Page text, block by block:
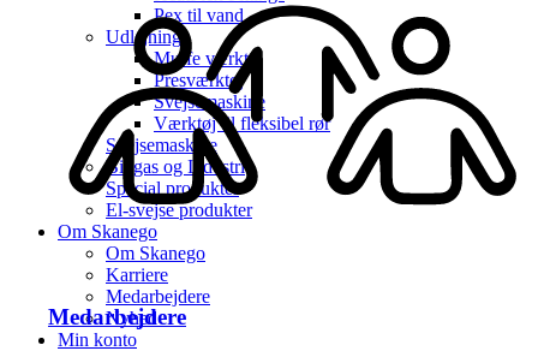
Medarbejdere
Pex til vand
Udlejning
Muffe værktøj
Presværktøj
Svejsemaskine
Værktøj til fleksibel rør
Svejsemaskine
Biogas og Industri
Special produkter
El-svejse produkter
Om Skanego
Om Skanego
Karriere
Medarbejdere
Nyhed
Min konto